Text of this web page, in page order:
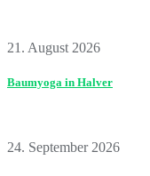
21. August 2026
Baumyoga in Halver
24. September 2026